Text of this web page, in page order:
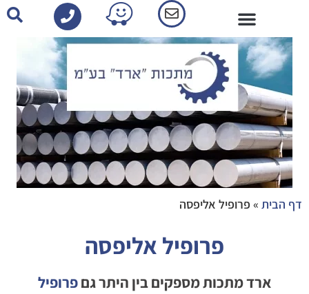
דף הבית » פרופיל אליפסה
פרופיל אליפסה
ארד מתכות מספקים בין היתר גםפרופיל